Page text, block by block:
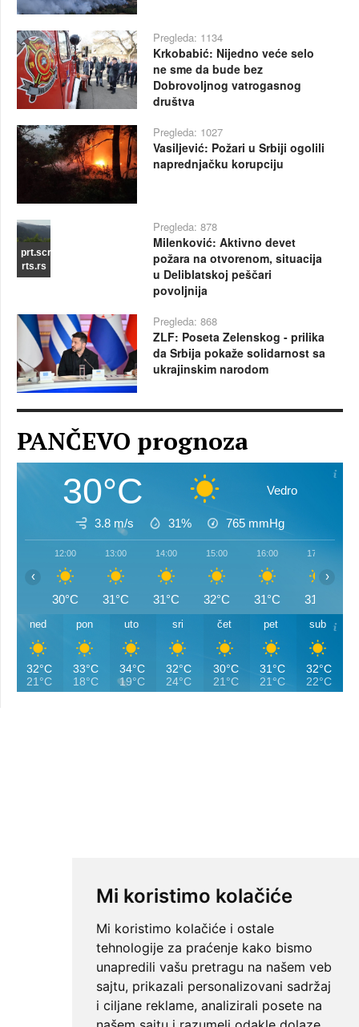
Mi koristimo kolačiće
Mi koristimo kolačiće i ostale
tehnologije za praćenje kako bismo
unapredili vašu pretragu na našem veb
sajtu, prikazali personalizovani sadržaj
i ciljane reklame, analizirali posete na
Pregleda: 1134
Krkobabić: Nijedno veće selo
ne sme da bude bez
Dobrovoljnog vatrogasnog
društva
Pregleda: 1027
Vasiljević: Požari u Srbiji ogolili
naprednjačku korupciju
prt.scr
rts.rs
Pregleda: 878
Milenković: Aktivno devet
požara na otvorenom, situacija
u Deliblatskoj peščari
povoljnija
Pregleda: 868
ZLF: Poseta Zelenskog - prilika
da Srbija pokaže solidarnost sa
ukrajinskim narodom
PANČEVO prognoza
30°C Vedro
3.8 m/s 31% 765 mmHg
12:00
30°C
13:00
31°C
14:00
31°C
15:00
32°C
16:00
31°C
17:00
31°C
‹ ›
ned
32°C
21°C
pon
33°C
18°C
uto
34°C
19°C
sri
32°C
24°C
čet
30°C
21°C
pet
31°C
21°C
sub
32°C
22°C